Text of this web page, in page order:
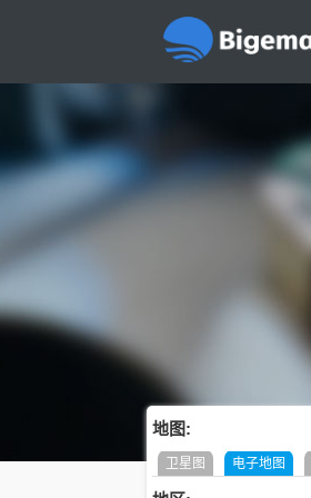
地图:
卫星图 电子地图